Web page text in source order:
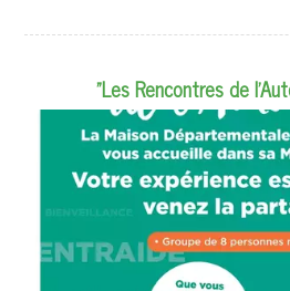
"Les Rencontres de